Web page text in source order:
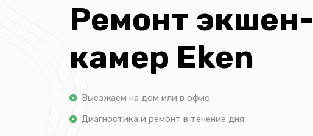
Ремонт экшен-
камер Eken
Выезжаем на дом или в офис
Диагностика и ремонт в течение дня